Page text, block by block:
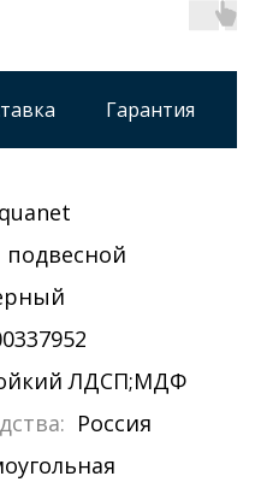
Гарантия
подвесной
ЛДСП;МДФ
Россия